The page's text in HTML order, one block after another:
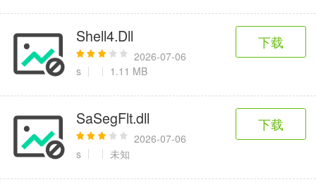
Shell4.Dll
2026-07-06
s
1.11 MB
下载
SaSegFlt.dll
2026-07-06
s
未知
下载